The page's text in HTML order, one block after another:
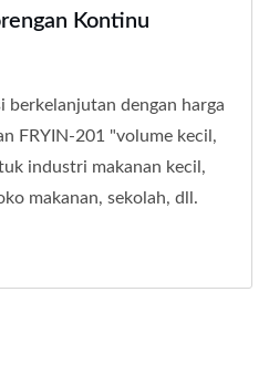
Kontinu
berkelanjutan dengan harga
FRYIN-201 "volume kecil,
industri makanan kecil,
makanan, sekolah, dll.